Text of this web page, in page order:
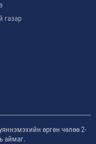
газар
өргөн чөлөө 2-
аймаг.